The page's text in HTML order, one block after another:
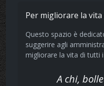
Per migliorare la
Questo spazio è
suggerire agli
migliorare la vita di tutti
A chi,